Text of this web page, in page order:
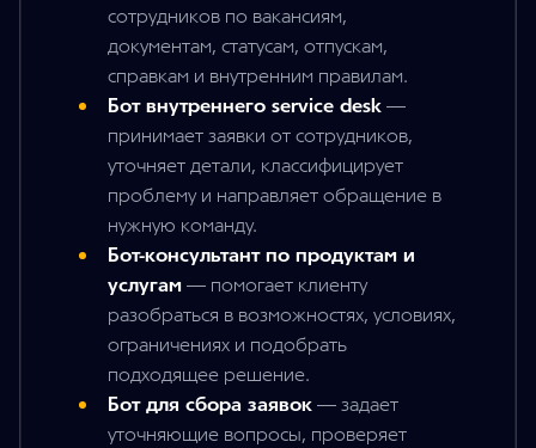
сотрудников по вакансиям,
документам, статусам, отпускам,
справкам и внутренним правилам.
Бот внутреннего service desk —
принимает заявки от сотрудников,
уточняет детали, классифицирует
проблему и направляет обращение в
нужную команду.
Бот-консультант по продуктам и
услугам — помогает клиенту
разобраться в возможностях, условиях,
ограничениях и подобрать
подходящее решение.
Бот для сбора заявок — задает
уточняющие вопросы, проверяет